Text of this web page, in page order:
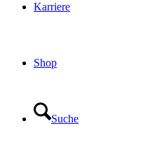
Karriere
Shop
Suche